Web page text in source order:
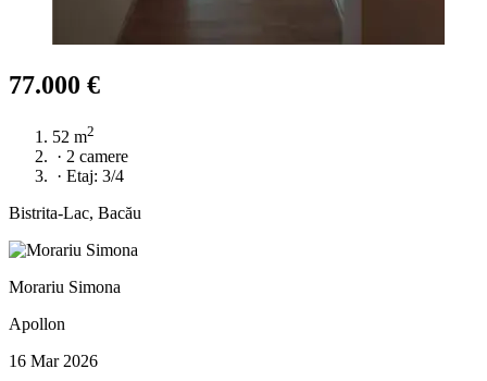
77.000 €
52 m2
· 2 camere
· Etaj: 3/4
Bistrita-Lac, Bacău
Morariu Simona
Apollon
16 Mar 2026